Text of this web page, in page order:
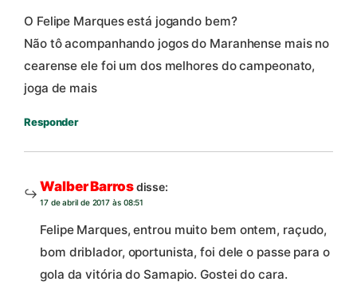
O Felipe Marques está jogando bem?
Não tô acompanhando jogos do Maranhense mais no
cearense ele foi um dos melhores do campeonato,
joga de mais
Responder
Walber Barrosdisse:
17 de abril de 2017 às 08:51
Felipe Marques, entrou muito bem ontem, raçudo,
bom driblador, oportunista, foi dele o passe para o
gola da vitória do Samapio. Gostei do cara.